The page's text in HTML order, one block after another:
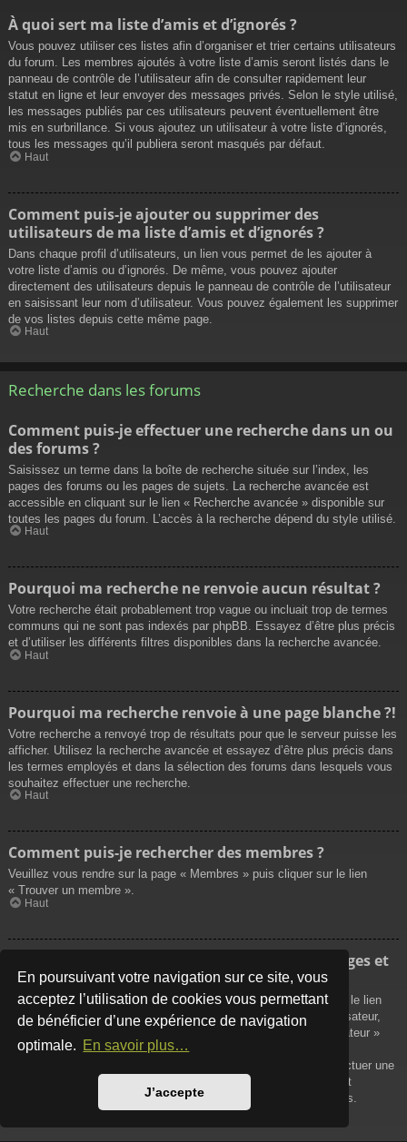
En poursuivant votre navigation sur ce site, vous
acceptez l’utilisation de cookies vous permettant
de bénéficier d’une expérience de navigation
optimale. En savoir plus…
J’accepte
À quoi sert ma liste d’amis et d’ignorés ?
Vous pouvez utiliser ces listes afin d’organiser et trier certains utilisateurs
du forum. Les membres ajoutés à votre liste d’amis seront listés dans le
panneau de contrôle de l’utilisateur afin de consulter rapidement leur
statut en ligne et leur envoyer des messages privés. Selon le style utilisé,
les messages publiés par ces utilisateurs peuvent éventuellement être
mis en surbrillance. Si vous ajoutez un utilisateur à votre liste d’ignorés,
tous les messages qu’il publiera seront masqués par défaut.
Haut
Comment puis-je ajouter ou supprimer des
utilisateurs de ma liste d’amis et d’ignorés ?
Dans chaque profil d’utilisateurs, un lien vous permet de les ajouter à
votre liste d’amis ou d’ignorés. De même, vous pouvez ajouter
directement des utilisateurs depuis le panneau de contrôle de l’utilisateur
en saisissant leur nom d’utilisateur. Vous pouvez également les supprimer
de vos listes depuis cette même page.
Haut
Recherche dans les forums
Comment puis-je effectuer une recherche dans un ou
des forums ?
Saisissez un terme dans la boîte de recherche située sur l’index, les
pages des forums ou les pages de sujets. La recherche avancée est
accessible en cliquant sur le lien « Recherche avancée » disponible sur
toutes les pages du forum. L’accès à la recherche dépend du style utilisé.
Haut
Pourquoi ma recherche ne renvoie aucun résultat ?
Votre recherche était probablement trop vague ou incluait trop de termes
communs qui ne sont pas indexés par phpBB. Essayez d’être plus précis
et d’utiliser les différents filtres disponibles dans la recherche avancée.
Haut
Pourquoi ma recherche renvoie à une page blanche ?!
Votre recherche a renvoyé trop de résultats pour que le serveur puisse les
afficher. Utilisez la recherche avancée et essayez d’être plus précis dans
les termes employés et dans la sélection des forums dans lesquels vous
souhaitez effectuer une recherche.
Haut
Comment puis-je rechercher des membres ?
Veuillez vous rendre sur la page « Membres » puis cliquer sur le lien
« Trouver un membre ».
Haut
Comment puis-je retrouver mes propres messages et
sujets ?
Vos propres messages peuvent être affichés soit en cliquant sur le lien
« Afficher vos messages » dans le panneau de contrôle de l’utilisateur,
soit en cliquant sur le lien « Rechercher les messages de l’utilisateur »
sur la page de votre propre profil ou soit en cliquant sur le menu
« Raccourcis » situé sur la partie supérieure du forum. Pour effectuer une
recherche de vos propres sujets, utilisez la recherche avancée et
remplissez convenablement les options qui vous sont disponibles.